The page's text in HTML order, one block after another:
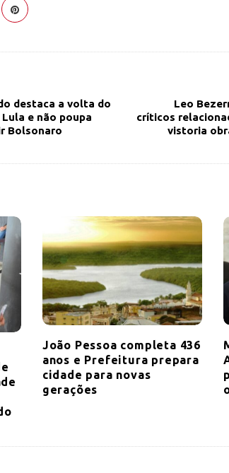
destaca a volta do
e não poupa
Bolsonaro
Leo
críticos
vistoria
João Pessoa completa 436
anos e Prefeitura prepara
cidade para novas
gerações